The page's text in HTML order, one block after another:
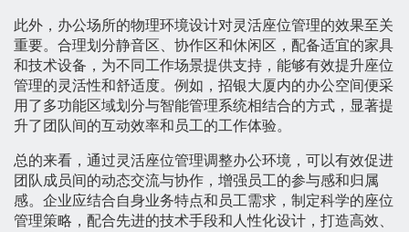
此外，办公场所的物理环境设计对灵活座位管理的效果至关
重要。合理划分静音区、协作区和休闲区，配备适宜的家具
和技术设备，为不同工作场景提供支持，能够有效提升座位
管理的灵活性和舒适度。例如，招银大厦内的办公空间便采
用了多功能区域划分与智能管理系统相结合的方式，显著提
升了团队间的互动效率和员工的工作体验。
总的来看，通过灵活座位管理调整办公环境，可以有效促进
团队成员间的动态交流与协作，增强员工的参与感和归属
感。企业应结合自身业务特点和员工需求，制定科学的座位
管理策略，配合先进的技术手段和人性化设计，打造高效、